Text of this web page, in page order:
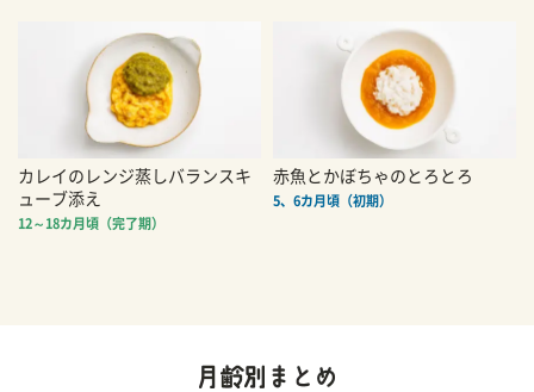
カレイのレンジ蒸しバランスキ
ューブ添え
12～18カ月頃（完了期）
赤魚とかぼちゃのとろとろ
5、6カ月頃（初期）